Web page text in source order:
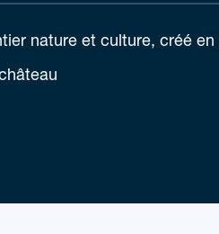
nature et culture, créé en